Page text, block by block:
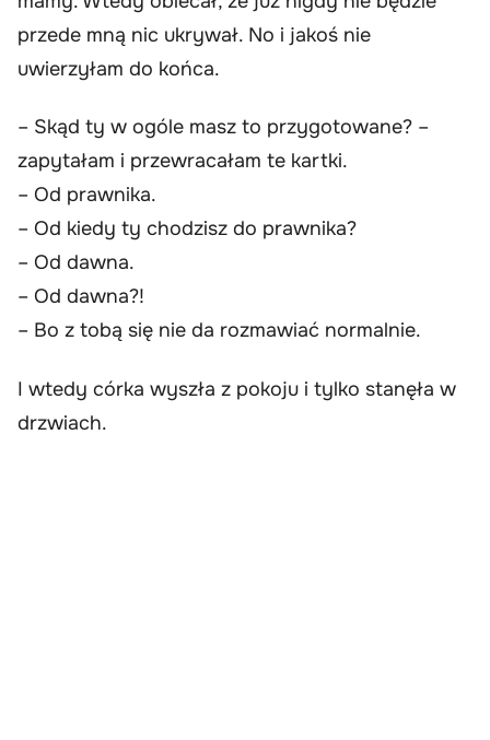
przede mną nic ukrywał. No i jakoś nie
uwierzyłam do końca.
– Skąd ty w ogóle masz to przygotowane? –
zapytałam i przewracałam te kartki.
– Od prawnika.
– Od kiedy ty chodzisz do prawnika?
– Od dawna.
– Od dawna?!
– Bo z tobą się nie da rozmawiać normalnie.
I wtedy córka wyszła z pokoju i tylko stanęła w
drzwiach.